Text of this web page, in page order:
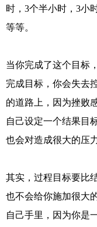
时，3个半小时，3小
等等。
当你完成了这个目标
完成目标，你会失去
的道路上，因为挫败
自己设定一个结果目
也会对造成很大的压力
其实，过程目标要比
也不会给你施加很大
自己手里，因为你是